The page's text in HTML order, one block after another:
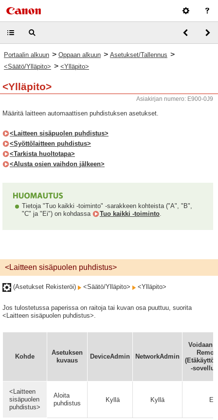
Portaalin alkuun > Oppaan alkuun > Asetukset/Tallennus >
<Säätö/Ylläpito> > <Ylläpito>
<Ylläpito>
Asiakirjan numero: E900-0J9
Määritä laitteen automaattisen puhdistuksen asetukset.
<Laitteen sisäpuolen puhdistus>
<Syöttölaitteen puhdistus>
<Tarkista huoltotapa>
<Alusta osien vaihdon jälkeen>
Tietoja "Tuo kaikki -toiminto" -sarakkeen kohteista ("A", "B",
"C" ja "Ei") on kohdassa
Tuo kaikki -toiminto.
<Laitteen sisäpuolen puhdistus>
(Asetukset Rekisteröi) <Säätö/Ylläpito> <Ylläpito>
Jos tulostetussa paperissa on raitoja tai kuvan osa puuttuu, suorita
<Laitteen sisäpuolen puhdistus>.
Kohde
Asetuksen
kuvaus
DeviceAdmin NetworkAdmin
Voidaan
-
<Laitteen
sisäpuolen
puhdistus>
Aloita
puhdistus
Kyllä Kyllä Ei